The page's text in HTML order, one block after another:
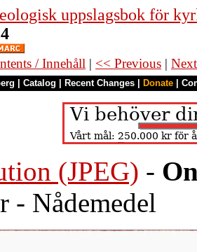
uppslagsbok för
/ Innehåll | << Previous |
Catalog Recent Changes Donate
(JPEG) -
- Nådemedel